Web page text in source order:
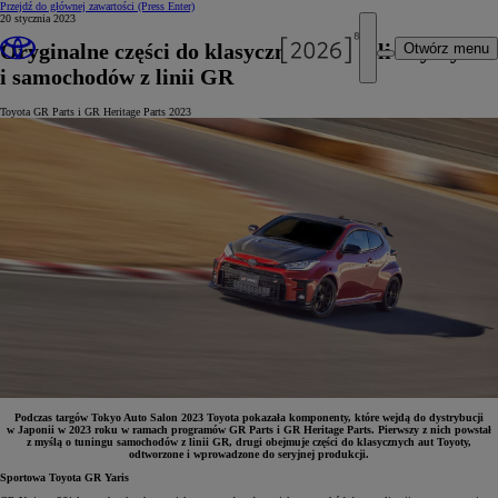
Przejdź do głównej zawartości (Press Enter)
Otwórz menu
20 stycznia 2023
Oryginalne części do klasycznych modeli Toyoty
i samochodów z linii GR
Toyota GR Parts i GR Heritage Parts 2023
Podczas targów Tokyo Auto Salon 2023 Toyota pokazała komponenty, które wejdą do dystrybucji
w Japonii w 2023 roku w ramach programów GR Parts i GR Heritage Parts. Pierwszy z nich powstał
z myślą o tuningu samochodów z linii GR, drugi obejmuje części do klasycznych aut Toyoty,
odtworzone i wprowadzone do seryjnej produkcji.
Sportowa Toyota GR Yaris